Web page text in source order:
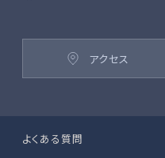
アクセス
よくある質問